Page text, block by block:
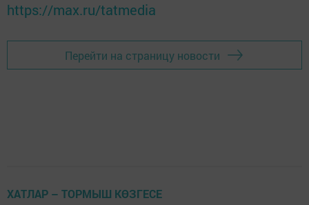
https://max.ru/tatmedia
Перейти на страницу новости
ХАТЛАР – ТОРМЫШ КӨЗГЕСЕ